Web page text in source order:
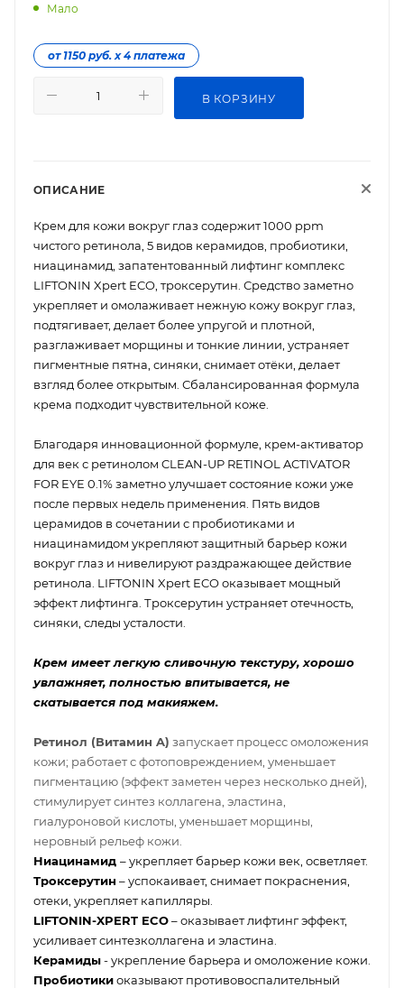
Мало
от 1150 руб. х 4 платежа
В КОРЗИНУ
ОПИСАНИЕ
Крем для кожи вокруг глаз содержит 1000 ppm
чистого ретинола, 5 видов керамидов, пробиотики,
ниацинамид, запатентованный лифтинг комплекс
LIFTONIN Xpert ECO, троксерутин. Средство заметно
укрепляет и омолаживает нежную кожу вокруг глаз,
подтягивает, делает более упругой и плотной,
разглаживает морщины и тонкие линии, устраняет
пигментные пятна, синяки, снимает отёки, делает
взгляд более открытым. Сбалансированная формула
крема подходит чувствительной коже.
Благодаря инновационной формуле, крем-активатор
для век с ретинолом CLEAN-UP RETINOL ACTIVATOR
FOR EYE 0.1% заметно улучшает состояние кожи уже
после первых недель применения. Пять видов
церамидов в сочетании с пробиотиками и
ниацинамидом укрепляют защитный барьер кожи
вокруг глаз и нивелируют раздражающее действие
ретинола. LIFTONIN Xpert ECO оказывает мощный
эффект лифтинга. Троксерутин устраняет отечность,
синяки, следы усталости.
Крем имеет легкую сливочную текстуру, хорошо
увлажняет, полностью впитывается, не
скатывается под макияжем.
Ретинол (Витамин A) запускает процесс омоложения
кожи; работает с фотоповреждением, уменьшает
пигментацию (эффект заметен через несколько дней),
стимулирует синтез коллагена, эластина,
гиалуроновой кислоты, уменьшает морщины,
неровный рельеф кожи.
Ниацинамид – укрепляет барьер кожи век, осветляет.
Троксерутин – успокаивает, снимает покраснения,
отеки, укрепляет капилляры.
LIFTONIN-XPERT ECO– оказывает лифтинг эффект,
усиливает синтезколлагена и эластина.
Керамиды- укрепление барьера и омоложение кожи.
Пробиотикиоказывают противовоспалительный